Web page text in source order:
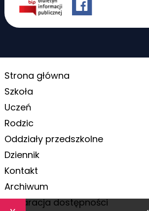
Strona główna
Szkoła
Uczeń
Rodzic
Oddziały przedszkolne
Dziennik
Kontakt
Archiwum
Deklaracja dostępności